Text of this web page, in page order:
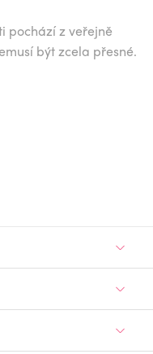
pochází z veřejně
být zcela přesné.